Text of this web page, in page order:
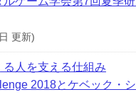
更新)
人を支える仕組み
2018とケベック・